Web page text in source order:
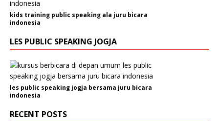
kids training public speaking ala juru bicara
indonesia
LES PUBLIC SPEAKING JOGJA
les public speaking jogja bersama juru bicara
indonesia
RECENT POSTS